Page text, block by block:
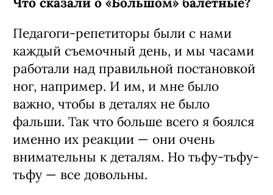
дают один второй шанс, а не четыре. В
фильме затронута важная тема про
«наследуемые проклятия». Да, героиня
говорит: «Я буду танцевать Аврору». А
мать отвечает: «Что, никого лучше не
нашли?» С этой установкой на
саморазрушение ей и предстоит
бороться. Но если сначала она советует
брату «не лезть, потому что все равно
никуда не пустят», то в финале
выходит на сцену.